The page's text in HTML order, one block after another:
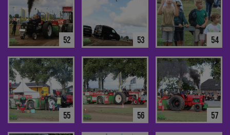
52 53 54
55 56 57